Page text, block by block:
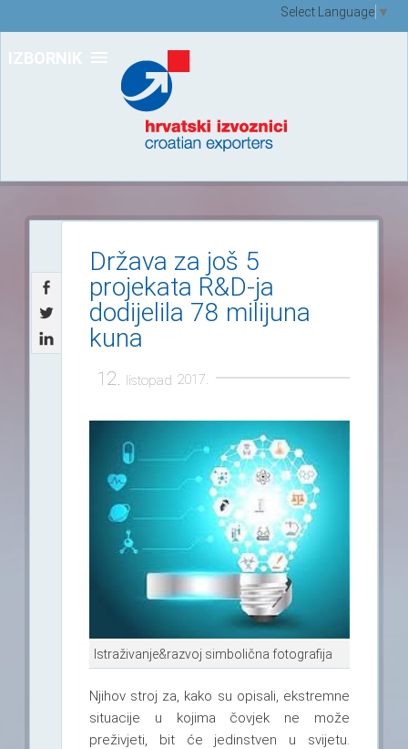
IZBORNIK
Select Language ▼
Država za još 5
projekata R&D-ja
dodijelila 78 milijuna
kuna
12. listopad 2017.
Istraživanje&razvoj simbolična fotografija
Njihov stroj za, kako su opisali, ekstremne
situacije u kojima čovjek ne može
preživjeti, bit će jedinstven u svijetu.